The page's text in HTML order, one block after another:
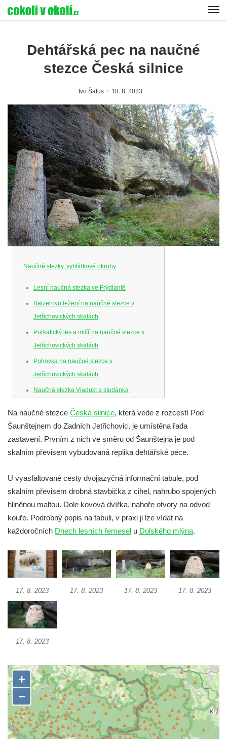
Dehtářská pec na naučné
stezce Česká silnice
Ivo Šafus 18. 8. 2023
Naučné stezky, vyhlídkové okruhy
Lesní naučná stezka ve Frýdlantě
Balzerovo ležení na naučné stezce v
Jetřichovických skalách
Purkatický les a milíř na naučné stezce v
Jetřichovických skalách
Pohovka na naučné stezce v
Jetřichovických skalách
Naučná stezka Viadukt a studánka
Naučná stezka Pod Vysokým Ostrým
Hranice katastrů v Mehlrinne na naučné
silnice
Naučná stezka Boreč
Naučná stezka Supí vrch
Doksanská cesta
Sloupský vyhlídkový okruh
Naučná stezka Bertino údolí
Naučná stezka Božídarské rašeliniště
Naučná stezka Blatenský příkop
Naučná stezka Vlčí jámy (Horní Blatná)
Naučná stezka Dubsko-Kokořínsko
Naučná stezka Růžová
Na naučné stezce Česká silnice, která vede z rozcestí Pod
Šaunštejnem do Zadních Jetřichovic, je umístěna řada
zastavení. Prvním z nich ve směru od Šaunštejna je pod
skalním převisem vybudovaná replika dehtářské pece.
U vyasfaltované cesty dvojjazyčná informační tabule, pod
skalním převisem drobná stavbička z cihel, nahrubo spojených
hliněnou maltou. Dole kovová dvířka, nahoře otvory na odvod
kouře. Podrobný popis na tabuli, v praxi ji lze vídat na
každoročních Dnech lesních řemesel u Dolského mlýna.
17. 8. 2023 17. 8. 2023 17. 8. 2023 17. 8. 2023
17. 8. 2023